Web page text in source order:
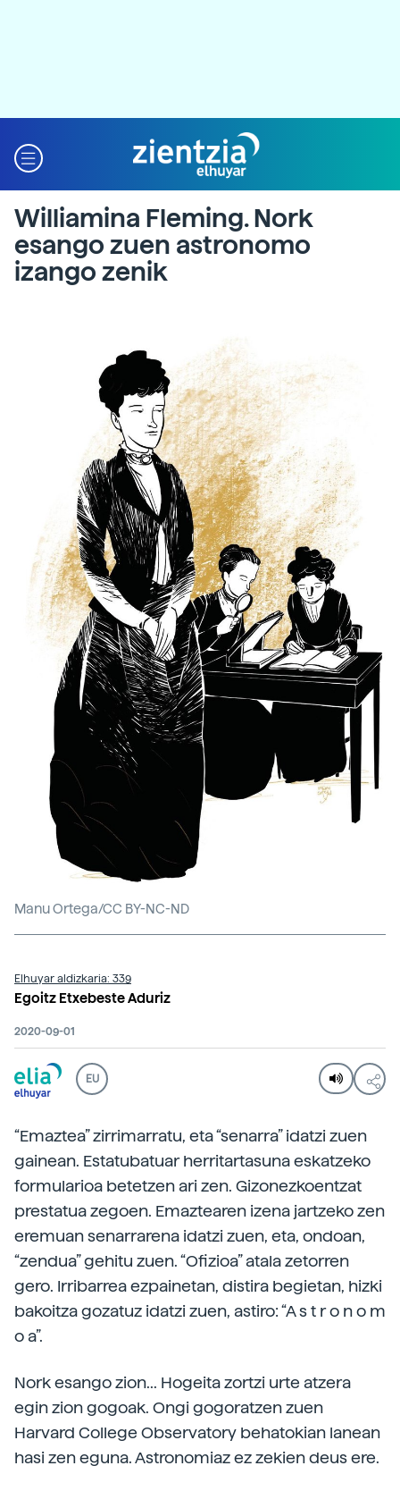
Williamina Fleming. Nork
esango zuen astronomo
izango zenik
Manu Ortega/CC BY-NC-ND
Elhuyar aldizkaria: 339
Egoitz Etxebeste Aduriz
2020-09-01
EU
“Emaztea” zirrimarratu, eta “senarra” idatzi zuen
gainean. Estatubatuar herritartasuna eskatzeko
formularioa betetzen ari zen. Gizonezkoentzat
prestatua zegoen. Emaztearen izena jartzeko zen
eremuan senarrarena idatzi zuen, eta, ondoan,
“zendua” gehitu zuen. “Ofizioa” atala zetorren
gero. Irribarrea ezpainetan, distira begietan, hizki
bakoitza gozatuz idatzi zuen, astiro: “A s t r o n o m
o a”.
Nork esango zion... Hogeita zortzi urte atzera
egin zion gogoak. Ongi gogoratzen zuen
Harvard College Observatory behatokian lanean
hasi zen eguna. Astronomiaz ez zekien deus ere.